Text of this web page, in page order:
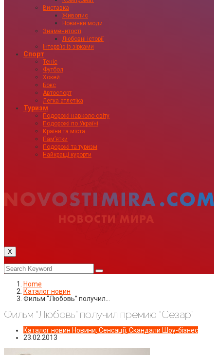
Виставка
Живопис
Новинки моди
Знаменитості
Любовні історії
Інтервʼю із зірками
Спорт
Теніс
Футбол
Хокей
Бокс
Автоспорт
Легка атлетіка
Туризм
Подорожі навколо світу
Подорожі по Україні
Країни та міста
Пам’ятки
Подорожі та туризм
Найкращі курорти
X
Home
Каталог новин
Фильм “Любовь” получил…
Фильм “Любовь” получил премию “Сезар”
Каталог новин Новини, Сенсації, Скандали Шоу-бізнес
23.02.2013